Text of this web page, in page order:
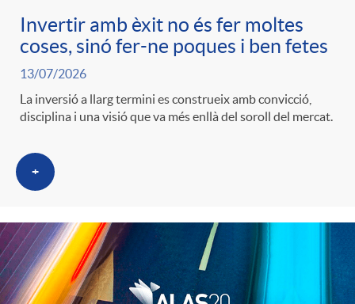
o
n
t
i
n
g
Invertir amb èxit no és fer moltes
coses, sinó fer-ne poques i ben fetes
13/07/2026
La inversió a llarg termini es construeix amb convicció,
disciplina i una visió que va més enllà del soroll del mercat.
+